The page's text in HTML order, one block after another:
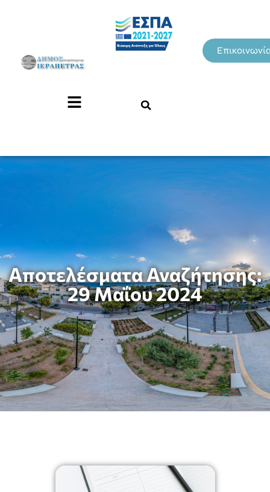
Αποτελέσματα Αναζήτησης:
29 Μαΐου 2024